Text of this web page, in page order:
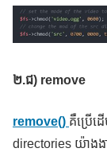
២.ជ) remove
remove() គឺប្រើដ
directories យ៉ាង